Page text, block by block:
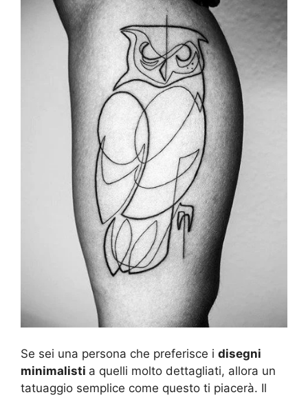
Se sei una persona che preferisce i disegni
minimalisti a quelli molto dettagliati, allora un
tatuaggio semplice come questo ti piacerà. Il